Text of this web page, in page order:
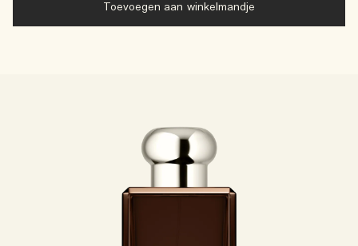
Toevoegen aan winkelmandje